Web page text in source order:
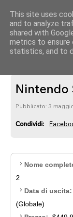
Nintendo
Pubblicato: 3
Condividi:
chevron_right Nome
2
chevron_right Data di uscita:
(Globale)
This site uses
and to analyze
shared with
metrics to ensure
statistics, and to